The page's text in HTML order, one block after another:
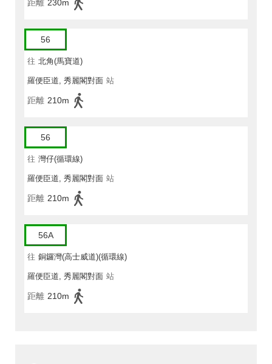
距離 230m
56
往 北角(馬寶道)
羅便臣道, 秀麗閣對面 站
距離 210m
56
往 灣仔(循環線)
羅便臣道, 秀麗閣對面 站
距離 210m
56A
往 銅鑼灣(高士威道)(循環線)
羅便臣道, 秀麗閣對面 站
距離 210m